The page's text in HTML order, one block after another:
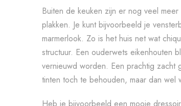
Buiten de keuken zijn er nog veel
plakken. Je kunt bijvoorbeeld je
marmerlook. Zo is het huis net wat
structuur. Een ouderwets eikenhouten
vernieuwd worden. Een prachtig zacht
tinten toch te behouden, maar dan wel
Heb je bijvoorbeeld een mooie